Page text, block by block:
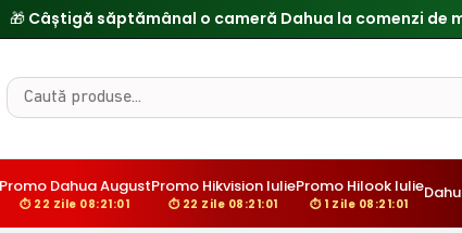
Promo Dahua August
⏱ 22 Zile 08:21:00
Promo Hikvision Iulie
⏱ 22 Zile 08:21:00
Promo Hilook Iulie
⏱ 1 Zile 08:21:00